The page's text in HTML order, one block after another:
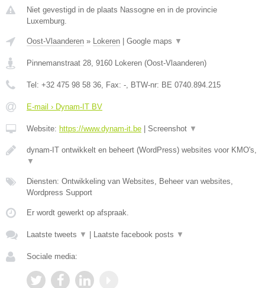
Niet gevestigd in de plaats Nassogne en in de provincie
Luxemburg.
Oost-Vlaanderen » Lokeren Google maps ▼
Pinnemanstraat 28, 9160 Lokeren (Oost-Vlaanderen)
Tel: +32 475 98 58 36, Fax: -, BTW-nr: BE 0740.894.215
E-mail › Dynam-IT BV
Website: https://www.dynam-it.be Screenshot ▼
dynam-IT ontwikkelt en beheert (WordPress) websites voor KMO's,
▼
Diensten: Ontwikkeling van Websites, Beheer van websites,
Wordpress Support
Er wordt gewerkt op afspraak.
Laatste tweets ▼ Laatste facebook posts ▼
Sociale media: